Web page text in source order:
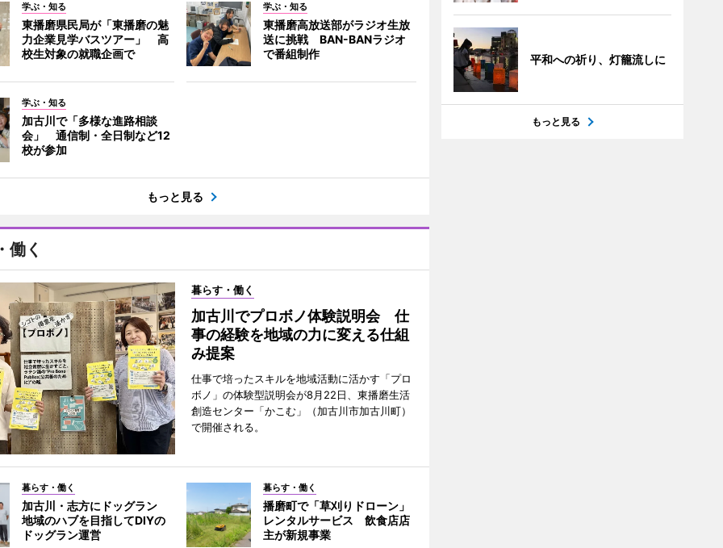
学ぶ・知る
東播磨県民局が「東播磨の魅
力企業見学バスツアー」 高
校生対象の就職企画で
学ぶ・知る
東播磨高放送部がラジオ生放
送に挑戦 BAN-BANラジオ
で番組制作
学ぶ・知る
加古川で「多様な進路相談
会」 通信制・全日制など12
校が参加
もっと見る
働く
暮らす・働く
加古川でプロボノ体験説明会 仕
事の経験を地域の力に変える仕組
み提案
仕事で培ったスキルを地域活動に活かす「プロ
ボノ」の体験型説明会が8月22日、東播磨生活
創造センター「かこむ」（加古川市加古川町）
で開催される。
暮らす・働く
加古川・志方にドッグラン
地域のハブを目指してDIYの
ドッグラン運営
暮らす・働く
播磨町で「草刈りドローン」
レンタルサービス 飲食店店
主が新規事業
平和への祈り、灯籠流しに
もっと見る